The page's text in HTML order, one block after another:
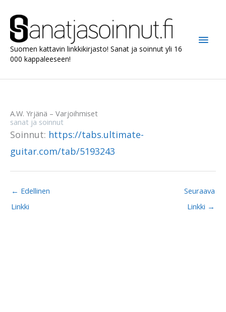
sisältöön
Suomen kattavin linkkikirjasto! Sanat ja soinnut yli 16
000 kappaleeseen!
A.W. Yrjänä – Varjoihmiset
sanat ja soinnut
Soinnut: https://tabs.ultimate-
guitar.com/tab/5193243
← Edellinen
Linkki
Seuraava
Linkki →